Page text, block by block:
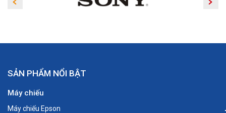
SẢN PHẨM NỔI BẬT
Máy chiếu
Máy chiếu Epson